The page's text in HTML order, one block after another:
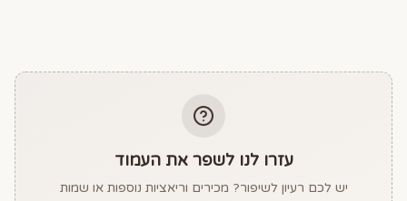
עזרו לנו לשפר את העמוד
יש לכם רעיון לשיפור? מכירים וריאציות נוספות או שמות